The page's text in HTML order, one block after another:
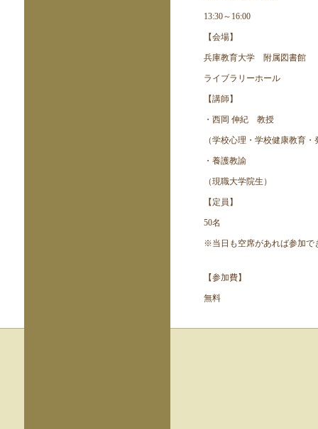
13:30～16:00
【会場】
兵庫教育大学 附属図書館
ライブラリーホール
【講師】
・西岡 伸紀 教授
（学校心理・学校健康教育
・養護教諭
（現職大学院生）
【定員】
50名
※当日も空席があれば参加で
【参加費】
無料